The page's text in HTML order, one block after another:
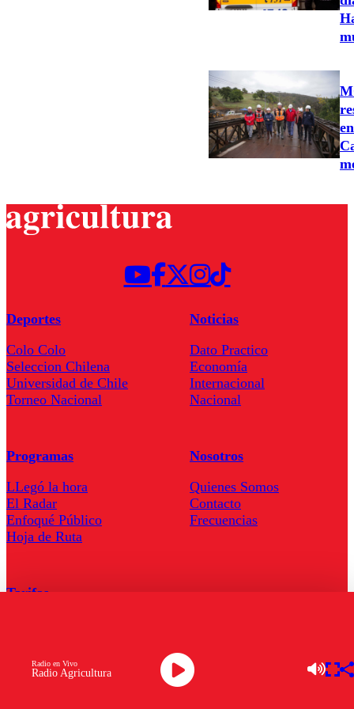
Radio Agricultura
Radio en Vivo
Deportes
Colo Colo
Seleccion Chilena
Universidad de Chile
Torneo Nacional
Noticias
Dato Practico
Economía
Internacional
Nacional
Programas
LLegó la hora
El Radar
Enfoqué Público
Hoja de Ruta
Nosotros
Quienes Somos
Contacto
Frecuencias
Tarifas